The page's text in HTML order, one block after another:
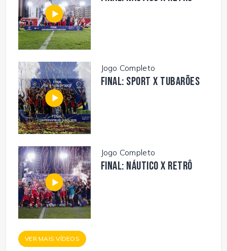
Jogo Completo
FINAL: SPORT X TUBARÕES
Jogo Completo
FINAL: NÁUTICO X RETRÔ
VER MAIS VÍDEOS